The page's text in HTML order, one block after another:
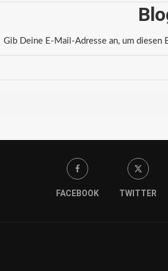
Gib Deine E-Mail-Adresse an, um diesen
FACEBOOK TWITTER